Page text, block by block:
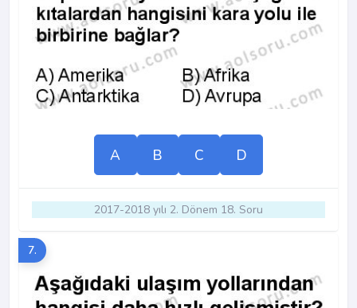
A B C D
2017-2018 yılı 2. Dönem 18. Soru
7.